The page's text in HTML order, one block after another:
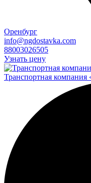
Оренбург
info@ngdostavka.com
88003026505
Узнать цену
Транспортная компания